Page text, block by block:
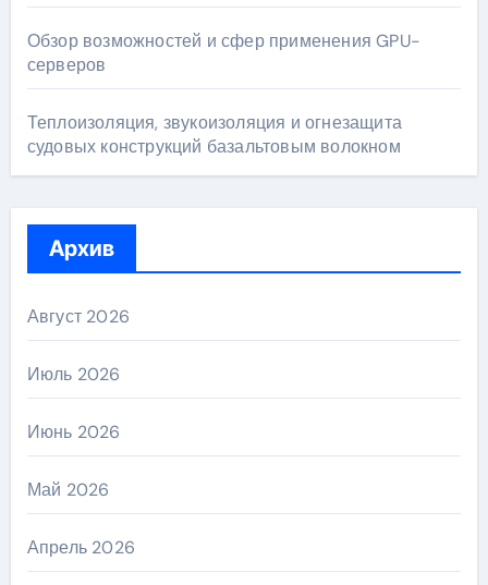
Обзор возможностей и сфер применения GPU-
серверов
Теплоизоляция, звукоизоляция и огнезащита
судовых конструкций базальтовым волокном
Архив
Август 2026
Июль 2026
Июнь 2026
Май 2026
Апрель 2026